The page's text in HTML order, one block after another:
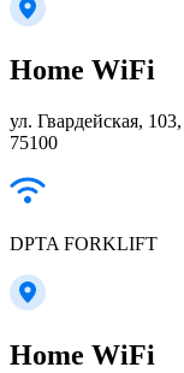
Home WiFi
ул. Гвардейская,
75100
DPTA FORKLIFT
Home WiFi